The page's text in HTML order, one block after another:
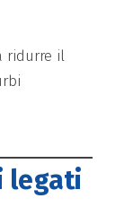
ridurre il
legati